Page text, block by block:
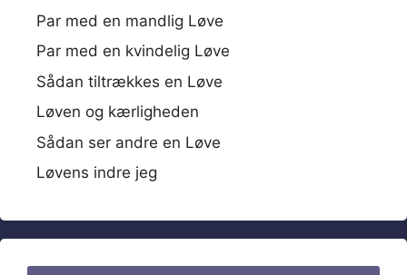
Par med en mandlig Løve
Par med en kvindelig Løve
Sådan tiltrækkes en Løve
Løven og kærligheden
Sådan ser andre en Løve
Løvens indre jeg